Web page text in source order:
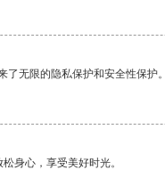
了无限的隐私保护和安全性保护
身心，享受美好时光。